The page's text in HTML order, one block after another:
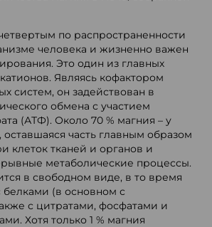
по распространенности
человека и жизненно важен
Это один из главных
Являясь кофактором
систем, он задействован в
обмена с участием
(АТФ). Около 70 % магния – у
оставшаяся часть главным образом
клеток тканей и органов и
метаболические процессы.
в свободном виде, в то время
белками (в основном с
с цитратами, фосфатами и
Хотя только 1 % магния